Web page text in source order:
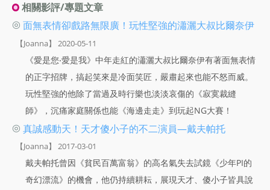
相關影評/專題文章
◎ 面無表情卻戲路無限廣！玩性堅強的瀟灑大叔比爾奈伊
【Joanna】 2020-05-11
《愛是您‧愛是我》中年走紅的瀟灑大叔比爾奈伊有著面無表情
的正字招牌，搞起笑來是冷面笑匠，嚴肅起來也能不怒而威。
玩性堅強的他除了當過及時行樂也淡淡哀傷的《寂寞裁縫
師》，沉痛家庭關係也能《海邊走走》到玩起NG大賽！
◎ 真誠感動天！天才傻小子的不二演員—戴夫帕托
【Joanna】 2017-03-01
戴夫帕托曾因《貧民百萬富翁》的高名氣失去試鏡《少年PI的
奇幻漂流》的機會，他仍持續耕耘，展現天才、傻小子皆具說